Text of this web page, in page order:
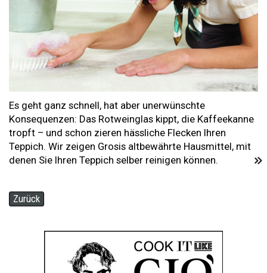
Es geht ganz schnell, hat aber unerwünschte
Konsequenzen: Das Rotweinglas kippt, die Kaffeekanne
tropft – und schon zieren hässliche Flecken Ihren
Teppich. Wir zeigen Grosis altbewährte Hausmittel, mit
denen Sie Ihren Teppich selber reinigen können.
Zurück